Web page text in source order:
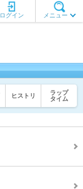
メニュー
ログイン
ヒストリ
ラップ
タイム